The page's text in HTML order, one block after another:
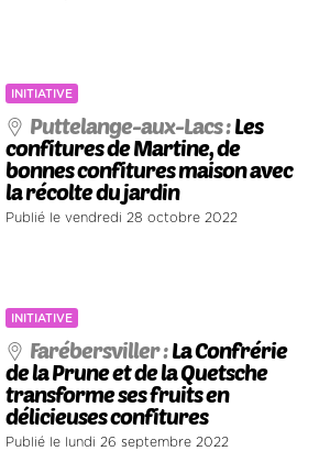
INITIATIVE
Puttelange-aux-Lacs :Les
confitures de Martine, de
bonnes confitures maison avec
la récolte du jardin
Publié le vendredi 28 octobre 2022
INITIATIVE
Farébersviller :La Confrérie
de la Prune et de la Quetsche
transforme ses fruits en
délicieuses confitures
Publié le lundi 26 septembre 2022